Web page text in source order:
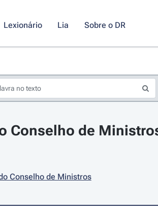
Lexionário Lia Sobre o DR
Conselho de
Conselho de Ministros